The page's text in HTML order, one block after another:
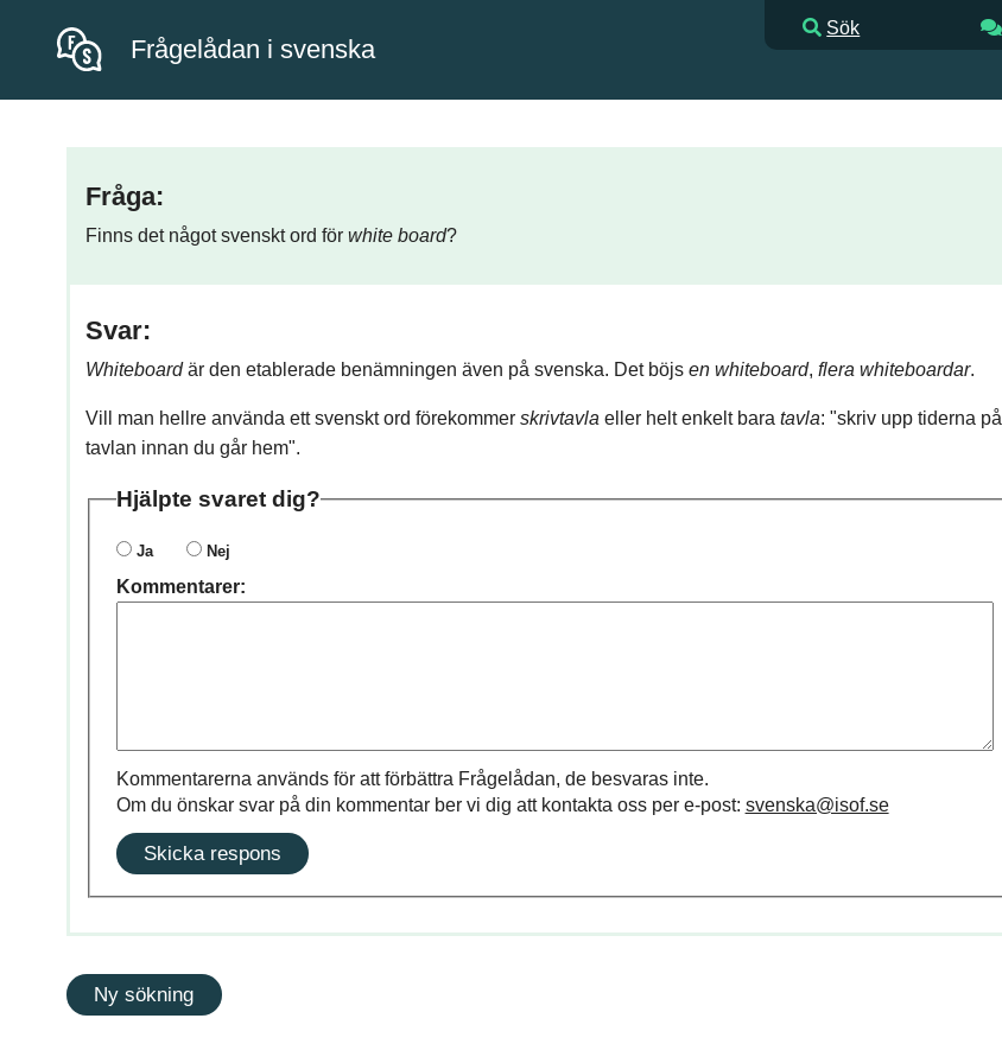
Frågelådan i svenska
Sök
Fråga:
Finns det något svenskt ord för white board?
Svar:
Whiteboardär den etablerade benämningen även på svenska. Det böjs en whiteboard, flera whiteboardar.
Vill man hellre använda ett svenskt ord förekommer skrivtavla eller helt enkelt bara tavla: "skriv upp tiderna på
tavlan innan du går hem".
Hjälpte svaret dig?
Ja Nej
Kommentarer:
Kommentarerna används för att förbättra Frågelådan, de besvaras inte.
Om du önskar svar på din kommentar ber vi dig att kontakta oss per e-post: svenska@isof.se
Skicka respons